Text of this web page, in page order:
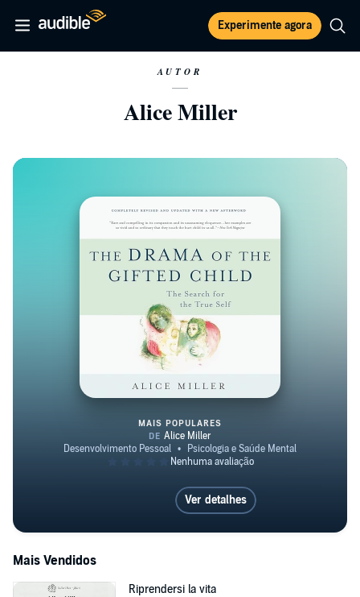
Experimente agora
AUTOR
Alice Miller
The Drama of the Gifted Child
MAIS POPULARES
Ver detalhes
Mais Vendidos
Riprendersi la vita